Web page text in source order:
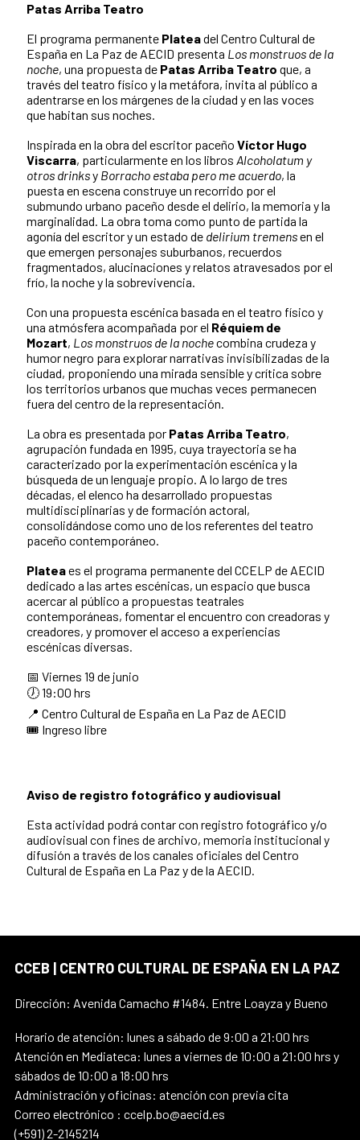
Patas Arriba Teatro
El programa permanente Plateadel Centro Cultural de
España en La Paz de AECID presenta Los monstruos de la
noche, una propuesta de Patas Arriba Teatro que, a
través del teatro físico y la metáfora, invita al público a
adentrarse en los márgenes de la ciudad y en las voces
que habitan sus noches.
Inspirada en la obra del escritor paceño Víctor Hugo
Viscarra, particularmente en los libros Alcoholatum y
otros drinksy Borracho estaba pero me acuerdo, la
puesta en escena construye un recorrido por el
submundo urbano paceño desde el delirio, la memoria y la
marginalidad. La obra toma como punto de partida la
agonía del escritor y un estado de delirium tremensen el
que emergen personajes suburbanos, recuerdos
fragmentados, alucinaciones y relatos atravesados por el
frío, la noche y la sobrevivencia.
Con una propuesta escénica basada en el teatro físico y
una atmósfera acompañada por el Réquiem de
Mozart, Los monstruos de la nochecombina crudeza y
humor negro para explorar narrativas invisibilizadas de la
ciudad, proponiendo una mirada sensible y crítica sobre
los territorios urbanos que muchas veces permanecen
fuera del centro de la representación.
La obra es presentada por Patas Arriba Teatro,
agrupación fundada en 1995, cuya trayectoria se ha
caracterizado por la experimentación escénica y la
búsqueda de un lenguaje propio. A lo largo de tres
décadas, el elenco ha desarrollado propuestas
multidisciplinarias y de formación actoral,
consolidándose como uno de los referentes del teatro
paceño contemporáneo.
Plateaes el programa permanente del CCELP de AECID
dedicado a las artes escénicas, un espacio que busca
acercar al público a propuestas teatrales
contemporáneas, fomentar el encuentro con creadoras y
creadores, y promover el acceso a experiencias
escénicas diversas.
📅 Viernes 19 de junio
🕖 19:00 hrs
📍 Centro Cultural de España en La Paz de AECID
🎟️ Ingreso libre
Aviso de registro fotográfico y audiovisual
Esta actividad podrá contar con registro fotográfico y/o
audiovisual con fines de archivo, memoria institucional y
difusión a través de los canales oficiales del Centro
Cultural de España en La Paz y de la AECID.
CCEB | CENTRO CULTURAL DE ESPAÑA EN LA PAZ
Dirección: Avenida Camacho #1484. Entre Loayza y Bueno
Horario de atención: lunes a sábado de 9:00 a 21:00 hrs
Atención en Mediateca: lunes a viernes de 10:00 a 21:00 hrs y
sábados de 10:00 a 18:00 hrs
Administración y oficinas: atención con previa cita
Correo electrónico : ccelp.bo@aecid.es
(+591) 2-2145214